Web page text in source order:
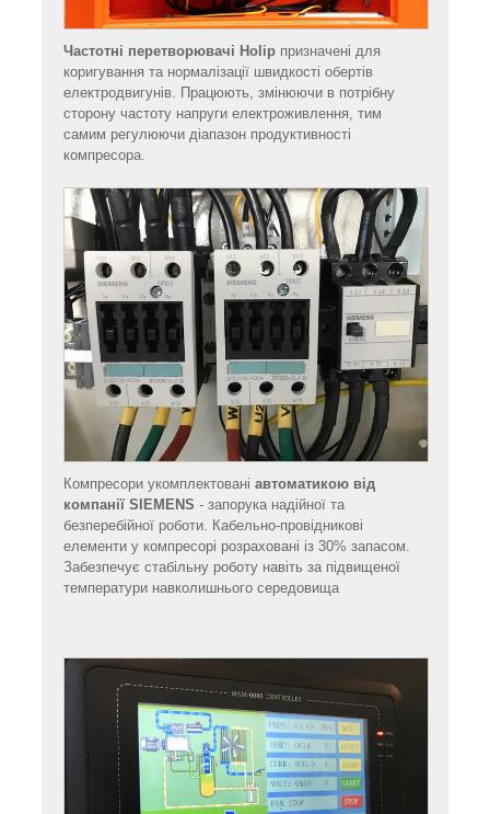
Частотні перетворювачі Holip призначені для
коригування та нормалізації швидкості обертів
електродвигунів. Працюють, змінюючи в потрібну
сторону частоту напруги електроживлення, тим
самим регулюючи діапазон продуктивності
компресора.
Компресори укомплектовані автоматикою від
компанії SIEMENS - запорука надійної та
безперебійної роботи. Кабельно-провідникові
елементи у компресорі розраховані із 30% запасом.
Забезпечує стабільну роботу навіть за підвищеної
температури навколишнього середовища